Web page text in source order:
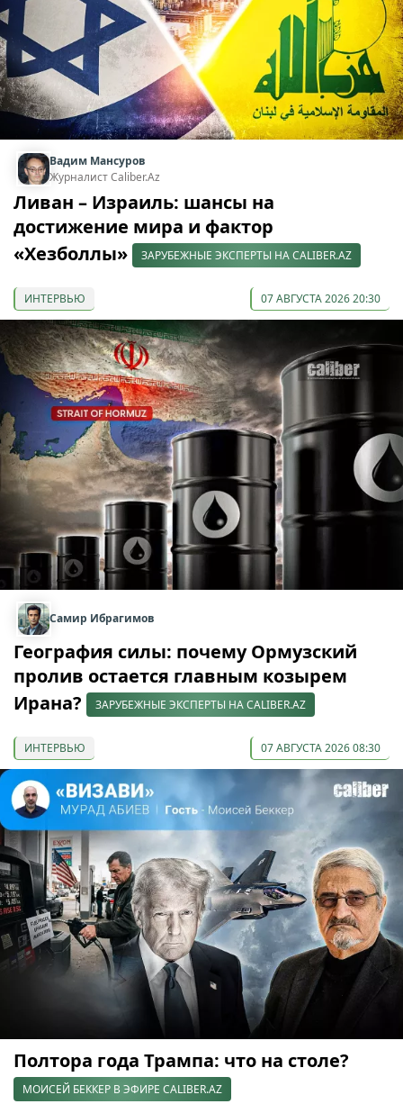
Вадим Мансуров
Журналист Caliber.Az
Ливан – Израиль: шансы на
достижение мира и фактор
«Хезболлы»
ЗАРУБЕЖНЫЕ ЭКСПЕРТЫ НА CALIBER.AZ
ИНТЕРВЬЮ 07 АВГУСТА 2026 20:30
Самир Ибрагимов
География силы: почему Ормузский
пролив остается главным козырем
Ирана?
ЗАРУБЕЖНЫЕ ЭКСПЕРТЫ НА CALIBER.AZ
ИНТЕРВЬЮ 07 АВГУСТА 2026 08:30
Полтора года Трампа: что на столе?
МОИСЕЙ БЕККЕР В ЭФИРЕ CALIBER.AZ